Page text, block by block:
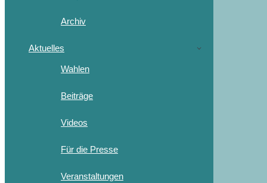
Archiv
Aktuelles
Wahlen
Beiträge
Videos
Für die Presse
Veranstaltungen